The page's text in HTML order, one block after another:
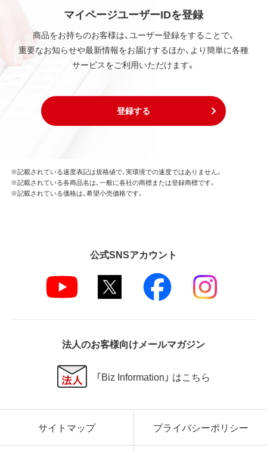
マイページユーザーIDを登録
商品をお持ちのお客様は、ユーザー登録をすることで、
重要なお知らせや最新情報をお届けするほか、より簡単に各種
サービスをご利用いただけます。
登録する
※記載されている速度表記は規格値で、実環境での速度ではありません。
※記載されている各商品名は、一般に各社の商標または登録商標です。
※記載されている価格は、希望小売価格です。
公式SNSアカウント
法人のお客様向けメールマガジン
「Biz Information」 はこちら
サイトマップ プライバシーポリシー